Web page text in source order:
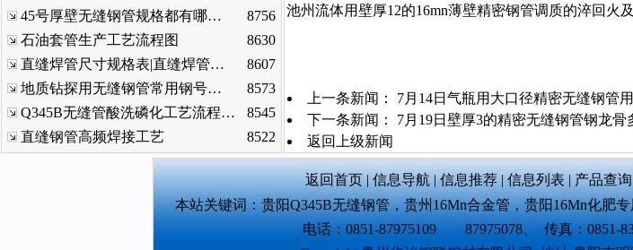
45号厚壁无缝钢管规格都有哪…
8756
石油套管生产工艺流程图
8630
直缝焊管尺寸规格表|直缝焊管…
8607
地质钻探用无缝钢管常用钢号…
8573
Q345B无缝管酸洗磷化工艺流程…
8545
直缝钢管高频焊接工艺
8522
池州流体用壁厚12的16mn薄壁精密钢管调质的淬回火
上一条新闻： 7月14日气瓶用大口径精密无缝钢管
下一条新闻： 7月19日壁厚3的精密无缝钢管钢龙骨
返回上级新闻
返回首页|信息导航|信息推荐|信息列表|产品查询
本站关键词：贵阳Q345B无缝钢管，贵州16Mn合金管，贵阳16Mn化肥专
电话：0851-87975109 87975078、 传真：0851-